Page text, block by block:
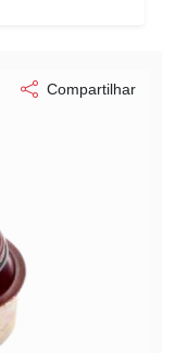
Compartilhar